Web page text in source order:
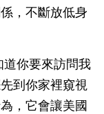
，不斷放低身
你要來訪問我
到你家裡窺視
，它會讓美國